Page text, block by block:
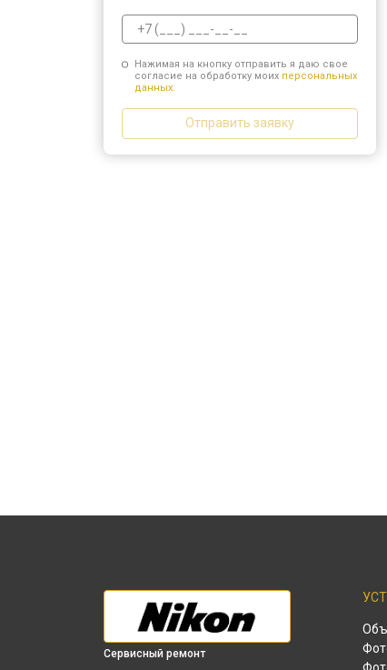
Нажимая на кнопку отправить я даю свое
согласие на обработку моих персональных
данных.
Отправить заявку
Сервисный ремонт